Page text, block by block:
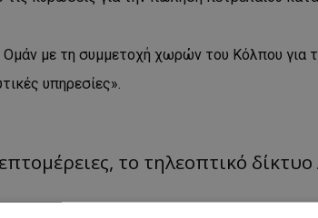
Ομάν με τη συμμετοχή χωρών του Κόλπου για
υπηρεσίες».
το τηλεοπτικό δίκτυο